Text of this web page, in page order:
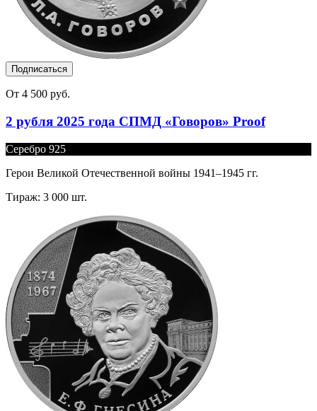
Подписаться
От 4 500 руб.
2 рубля 2025 года СПМД «Говоров» Proof
Серебро 925
Герои Великой Отечественной войны 1941–1945 гг.
Тираж: 3 000 шт.